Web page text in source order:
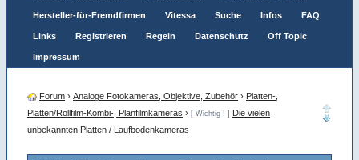
Hersteller-für-Fremdfirmen Vitessa Suche Infos FAQ
Links Registrieren Regeln Datenschutz Off Topic
Impressum
Forum › Analoge Fotokameras, Objektive, Zubehör › Platten-,
Platten/Rollfilm-Kombi-, Planfilmkameras › [ Wichtig ! ] Die vielen
unbekannten Platten / Laufbodenkameras